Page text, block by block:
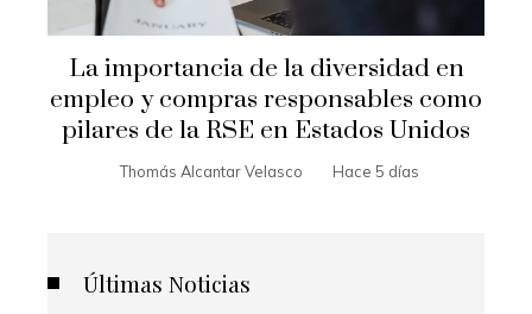
La importancia de la diversidad en
empleo y compras responsables como
pilares de la RSE en Estados Unidos
Thomás Alcantar Velasco Hace 5 días
Últimas Noticias